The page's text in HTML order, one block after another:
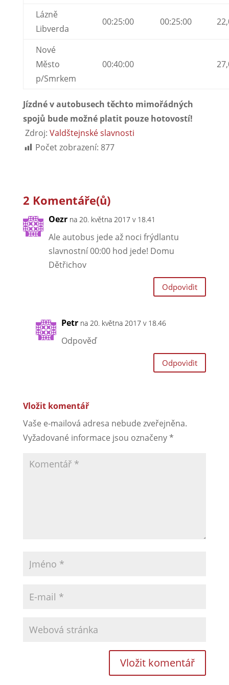
Lázně
Libverda
00:25:00 00:25:00
Nové
Město
p/Smrkem
00:40:00
Jízdné v autobusech těchto mimořádných
spojů bude možné platit pouze hotovostí!
Zdroj: Valdštejnské slavnosti
Počet zobrazení: 877
2 Komentáře(ů)
Oezr na 20. května 2017 v 18.41
Ale autobus jede až noci frýdlantu
slavnostní 00:00 hod jede! Domu
Dětřichov
Odpovìdìt
Petr na 20. května 2017 v 18.46
Odpověď
Odpovìdìt
Vložit komentář
Vaše e-mailová adresa nebude zveřejněna.
Vyžadované informace jsou označeny*